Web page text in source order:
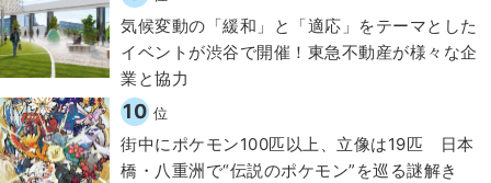
気候変動の「緩和」と「適応」をテーマとした
イベントが渋谷で開催！東急不動産が様々な企
業と協力
10 位
街中にポケモン100匹以上、立像は19匹 日本
橋・八重洲で“伝説のポケモン”を巡る謎解き